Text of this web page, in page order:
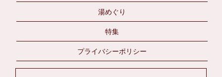
湯めぐり
特集
プライバシーポリシー